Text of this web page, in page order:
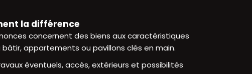
la différence
concernent des biens aux caractéristiques
bâtir, appartements ou pavillons clés en main.
éventuels, accès, extérieurs et possibilités